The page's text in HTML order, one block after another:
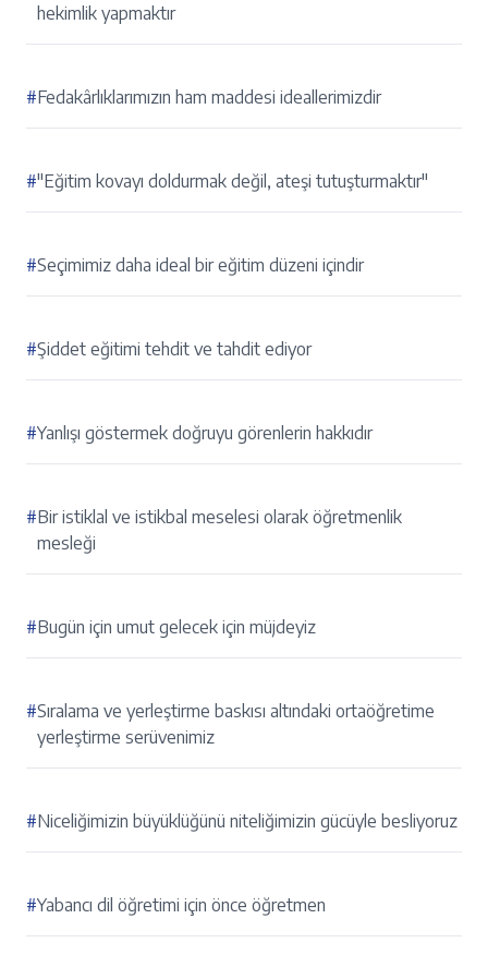
hekimlik yapmaktır
#Fedakârlıklarımızın ham maddesi ideallerimizdir
#"Eğitim kovayı doldurmak değil, ateşi tutuşturmaktır"
#Seçimimiz daha ideal bir eğitim düzeni içindir
#Şiddet eğitimi tehdit ve tahdit ediyor
#Yanlışı göstermek doğruyu görenlerin hakkıdır
#Bir istiklal ve istikbal meselesi olarak öğretmenlik
mesleği
#Bugün için umut gelecek için müjdeyiz
#Sıralama ve yerleştirme baskısı altındaki ortaöğretime
yerleştirme serüvenimiz
#Niceliğimizin büyüklüğünü niteliğimizin gücüyle besliyoruz
#Yabancı dil öğretimi için önce öğretmen